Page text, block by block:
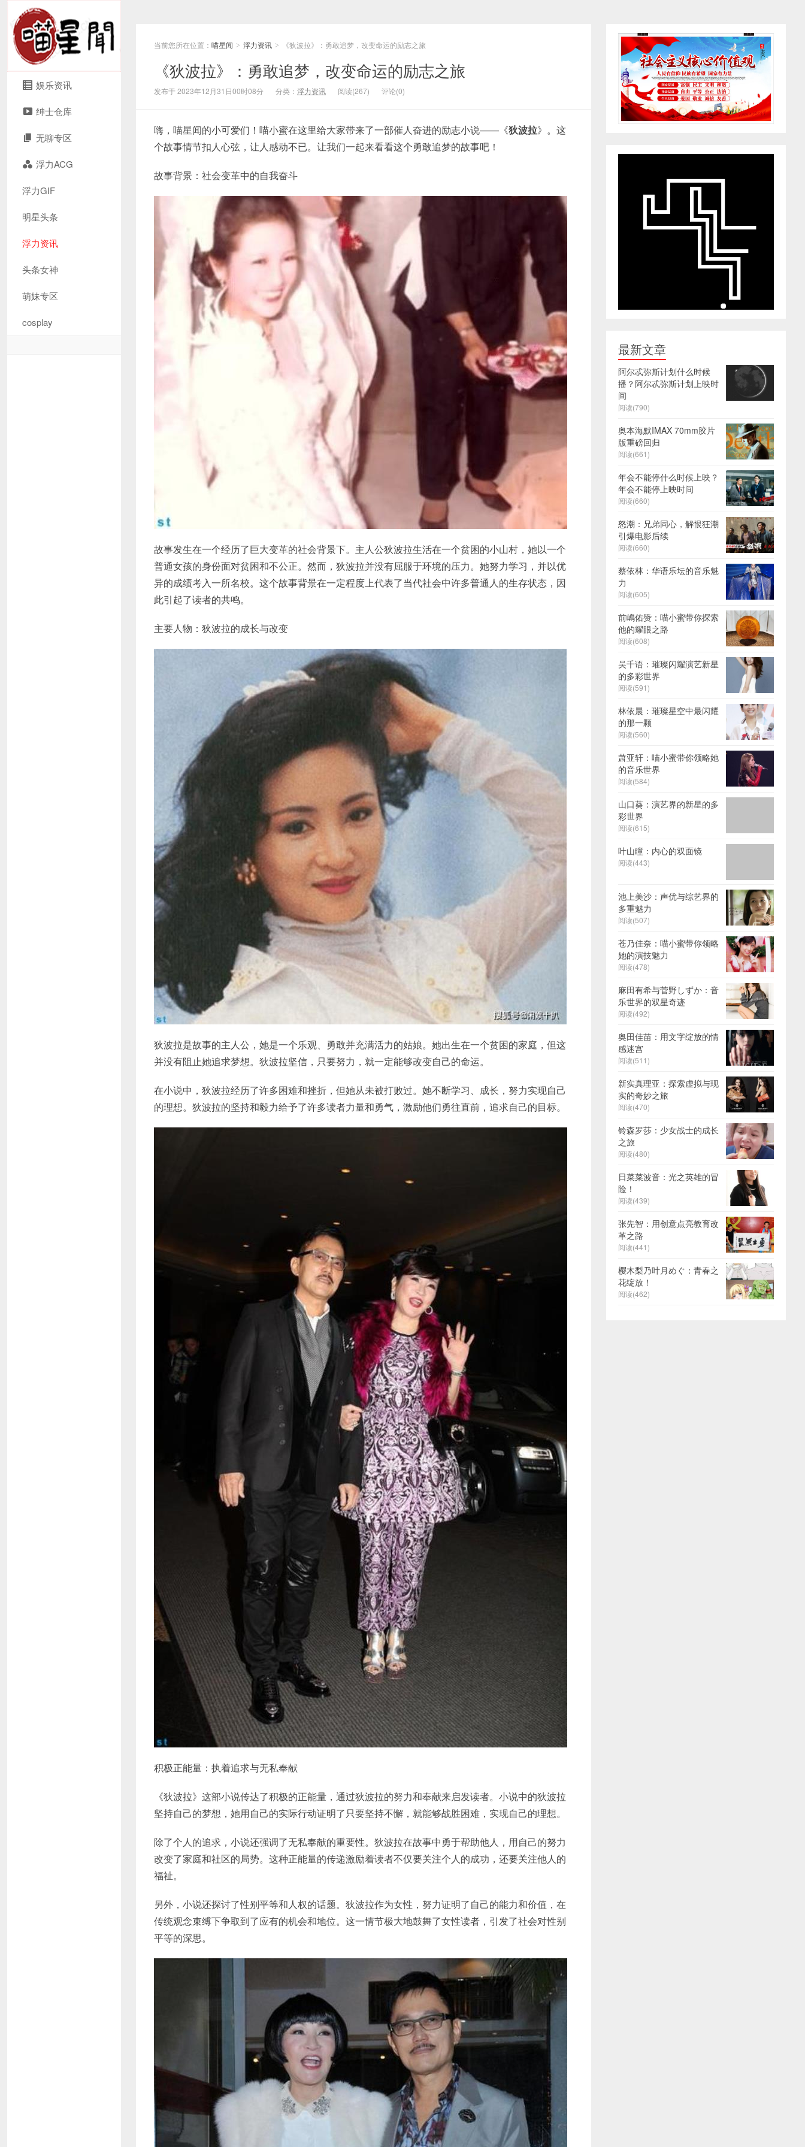
娱乐资讯
绅士仓库
无聊专区
浮力ACG
浮力GIF
明星头条
浮力资讯
头条女神
萌妹专区
cosplay
当前您所在位置： 喵星闻 > 浮力资讯 > 《狄波拉》：勇敢追梦，改变命运的励志之旅
《狄波拉》：勇敢追梦，改变命运的励志之旅
发布于 2023年12月31日00时08分 分类： 浮力资讯 阅读(267) 评论(0)
嗨，喵星闻的小可爱们！喵小蜜在这里给大家带来了一部催人奋进的励志小说——《狄波拉》。这
个故事情节扣人心弦，让人感动不已。让我们一起来看看这个勇敢追梦的故事吧！
故事背景：社会变革中的自我奋斗
故事发生在一个经历了巨大变革的社会背景下。主人公狄波拉生活在一个贫困的小山村，她以一个
普通女孩的身份面对贫困和不公正。然而，狄波拉并没有屈服于环境的压力。她努力学习，并以优
异的成绩考入一所名校。这个故事背景在一定程度上代表了当代社会中许多普通人的生存状态，因
此引起了读者的共鸣。
主要人物：狄波拉的成长与改变
狄波拉是故事的主人公，她是一个乐观、勇敢并充满活力的姑娘。她出生在一个贫困的家庭，但这
并没有阻止她追求梦想。狄波拉坚信，只要努力，就一定能够改变自己的命运。
在小说中，狄波拉经历了许多困难和挫折，但她从未被打败过。她不断学习、成长，努力实现自己
的理想。狄波拉的坚持和毅力给予了许多读者力量和勇气，激励他们勇往直前，追求自己的目标。
积极正能量：执着追求与无私奉献
《狄波拉》这部小说传达了积极的正能量，通过狄波拉的努力和奉献来启发读者。小说中的狄波拉
坚持自己的梦想，她用自己的实际行动证明了只要坚持不懈，就能够战胜困难，实现自己的理想。
除了个人的追求，小说还强调了无私奉献的重要性。狄波拉在故事中勇于帮助他人，用自己的努力
改变了家庭和社区的局势。这种正能量的传递激励着读者不仅要关注个人的成功，还要关注他人的
福祉。
另外，小说还探讨了性别平等和人权的话题。狄波拉作为女性，努力证明了自己的能力和价值，在
传统观念束缚下争取到了应有的机会和地位。这一情节极大地鼓舞了女性读者，引发了社会对性别
平等的深思。
最新文章
阿尔忒弥斯计划什么时候
播？阿尔忒弥斯计划上映时
间
阅读(790)
奥本海默IMAX 70mm胶片
版重磅回归
阅读(661)
年会不能停什么时候上映？
年会不能停上映时间
阅读(660)
怒潮：兄弟同心，解恨狂潮
引爆电影后续
阅读(660)
蔡依林：华语乐坛的音乐魅
力
阅读(605)
前嶋佑赞：喵小蜜带你探索
他的耀眼之路
阅读(608)
吴千语：璀璨闪耀演艺新星
的多彩世界
阅读(591)
林依晨：璀璨星空中最闪耀
的那一颗
阅读(560)
萧亚轩：喵小蜜带你领略她
的音乐世界
阅读(584)
山口葵：演艺界的新星的多
彩世界
阅读(615)
叶山瞳：内心的双面镜
阅读(443)
池上美沙：声优与综艺界的
多重魅力
阅读(507)
苍乃佳奈：喵小蜜带你领略
她的演技魅力
阅读(478)
麻田有希与菅野しずか：音
乐世界的双星奇迹
阅读(492)
奥田佳苗：用文字绽放的情
感迷宫
阅读(511)
新实真理亚：探索虚拟与现
实的奇妙之旅
阅读(470)
铃森罗莎：少女战士的成长
之旅
阅读(480)
日菜菜波音：光之英雄的冒
险！
阅读(439)
张先智：用创意点亮教育改
革之路
阅读(441)
樱木梨乃叶月めぐ：青春之
花绽放！
阅读(462)